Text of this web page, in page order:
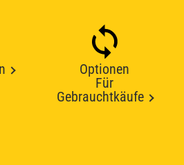
Optionen
Für
Gebrauchtkäufe